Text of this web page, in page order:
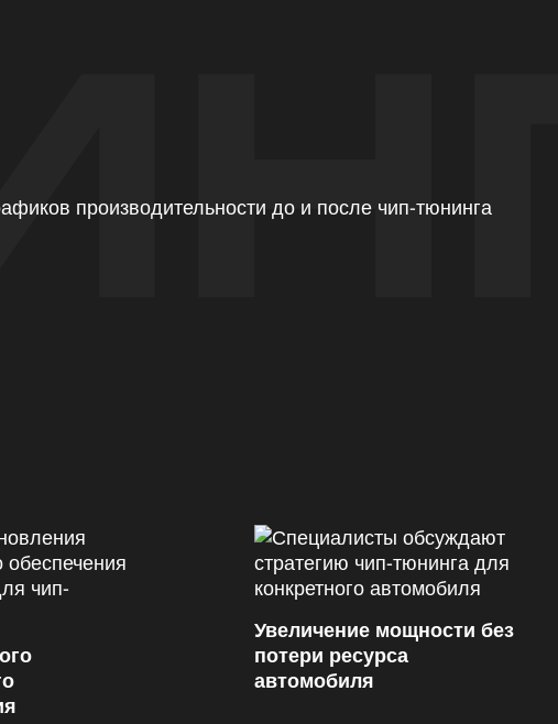
Увеличение мощности без
потери ресурса
автомобиля